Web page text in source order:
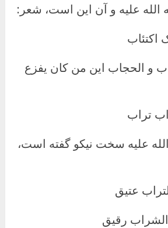
علیه و آن این است، شعر:
اکتئاب
و الحجاب این من کان یفزع
تراب
علیه سخت نیکو گفته است،
عتیق
رقیق